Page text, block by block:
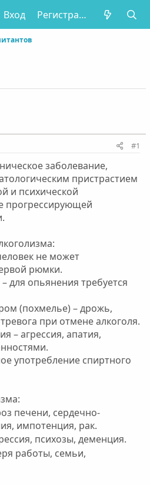
Вход Регистрация
#1
заболевание,
пристрастием
и психической
прогрессирующей
не может
рюмки.
для опьянения требуется
(похмелье) – дрожь,
при отмене алкоголя.
– агрессия, апатия,
употребление спиртного
печени, сердечно-
импотенция, рак.
психозы, деменция.
работы, семьи,